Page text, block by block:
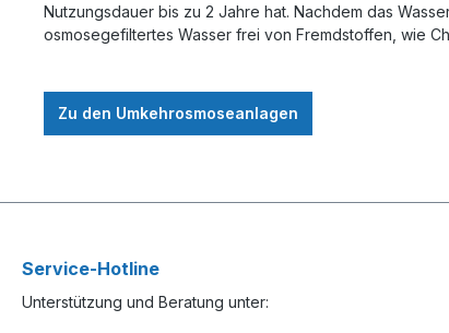
Nutzungsdauer bis zu 2 Jahre hat. Nachdem das
osmosegefiltertes Wasser frei von Fremdstoffen, wie
Zu den Umkehrosmoseanlagen
Service-Hotline
Unterstützung und Beratung unter: